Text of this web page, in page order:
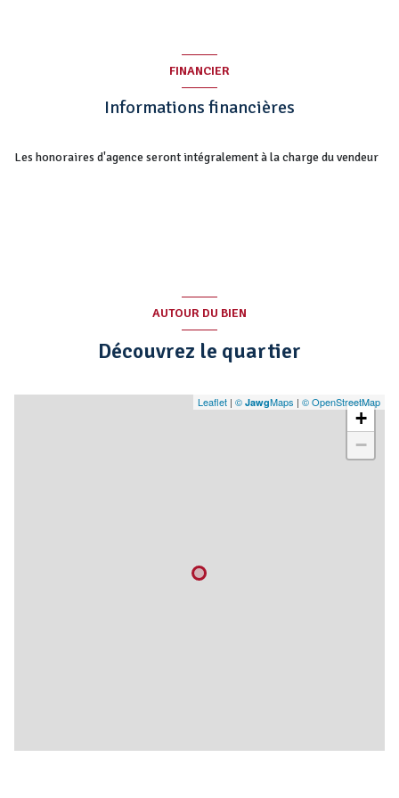
FINANCIER
Informations financières
Les honoraires d'agence seront intégralement à la charge du vendeur
AUTOUR DU BIEN
Découvrez le quartier
+
−
Leaflet | © JawgMaps | © OpenStreetMap